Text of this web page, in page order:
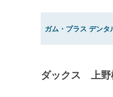
ガム・プラス デン
ダックス 上野